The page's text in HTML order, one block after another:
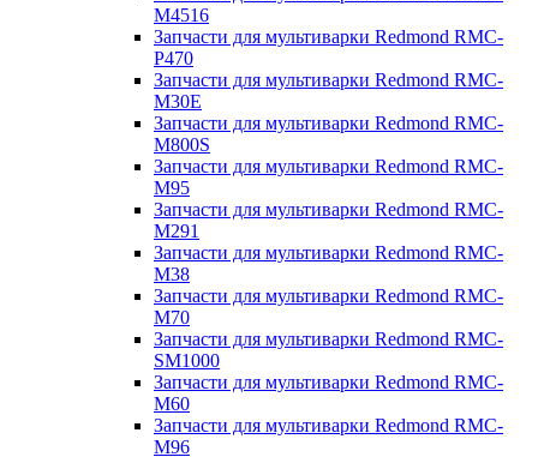
M4516
Запчасти для мультиварки Redmond RMC-
P470
Запчасти для мультиварки Redmond RMC-
M30E
Запчасти для мультиварки Redmond RMC-
M800S
Запчасти для мультиварки Redmond RMC-
M95
Запчасти для мультиварки Redmond RMC-
M291
Запчасти для мультиварки Redmond RMC-
M38
Запчасти для мультиварки Redmond RMC-
M70
Запчасти для мультиварки Redmond RMC-
SM1000
Запчасти для мультиварки Redmond RMC-
M60
Запчасти для мультиварки Redmond RMC-
M96